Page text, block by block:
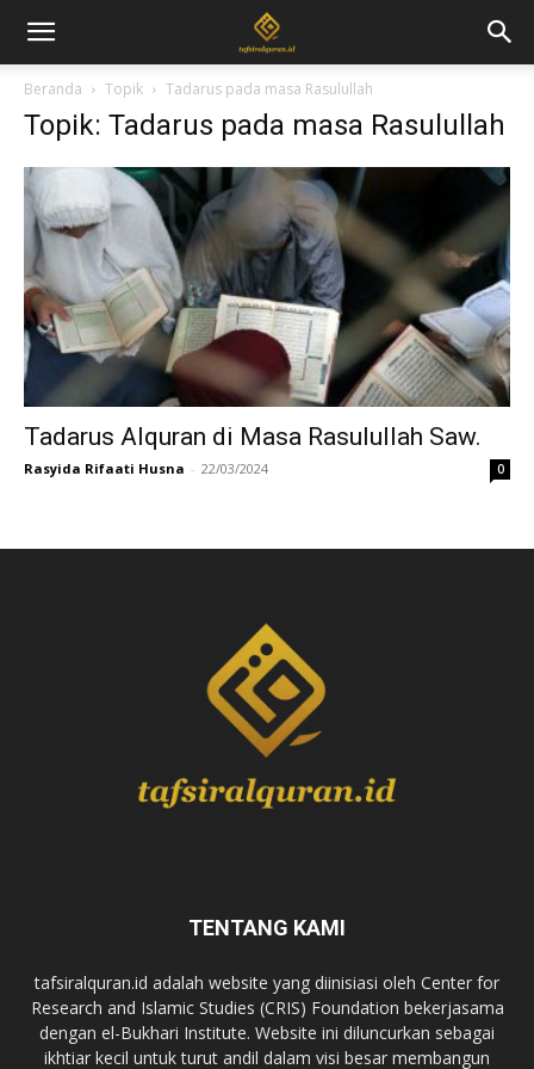
Beranda Topik Tadarus pada masa Rasulullah
Topik: Tadarus pada masa Rasulullah
Tadarus Alquran di Masa Rasulullah Saw.
Rasyida Rifaati Husna - 22/03/2024 0
TENTANG KAMI
tafsiralquran.id adalah website yang diinisiasi oleh Center for
Research and Islamic Studies (CRIS) Foundation bekerjasama
dengan el-Bukhari Institute. Website ini diluncurkan sebagai
ikhtiar kecil untuk turut andil dalam visi besar membangun